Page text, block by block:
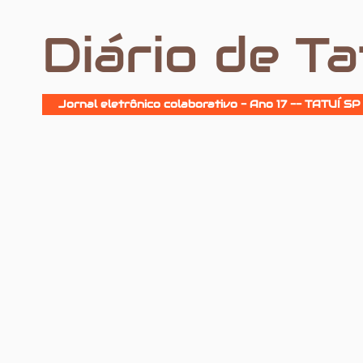
Diário de
Jornal eletrônico colaborativo - Ano 17 -- TATUÍ SP